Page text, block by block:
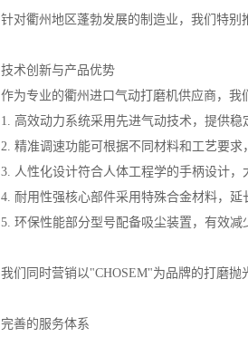
针对衢州地区蓬勃发展的制造业，我们特
技术创新与产品优势
作为专业的衢州进口气动打磨机供应商，我
1. 高效动力系统采用先进气动技术，提供
2. 精准调速功能可根据不同材料和工艺要求
3. 人性化设计符合人体工程学的手柄设计，
4. 耐用性强核心部件采用特殊合金材料，延
5. 环保性能部分型号配备吸尘装置，有效减
我们同时营销以"CHOSEM"为品牌的打磨
完善的服务体系